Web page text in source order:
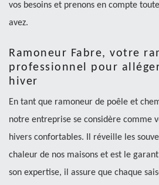
vos besoins et prenons en compte
avez.
Ramoneur Fabre, votre
professionnel pour
hiver
En tant que ramoneur de poêle et
notre entreprise se considère comme
hivers confortables. Il réveille les
chaleur de nos maisons et est le
son expertise, il assure que chaque